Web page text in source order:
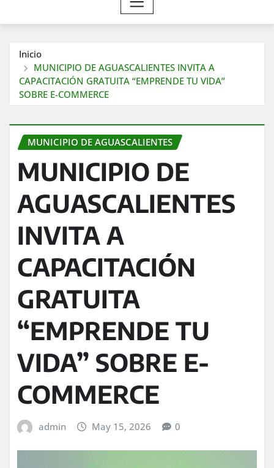
Inicio
MUNICIPIO DE AGUASCALIENTES INVITA A
CAPACITACIÓN GRATUITA “EMPRENDE TU VIDA”
SOBRE E-COMMERCE
MUNICIPIO DE AGUASCALIENTES
MUNICIPIO DE
AGUASCALIENTES
INVITA A
CAPACITACIÓN
GRATUITA
“EMPRENDE TU
VIDA” SOBRE E-
COMMERCE
admin May 15, 2026 0